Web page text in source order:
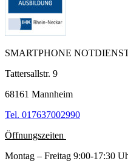
SMARTPHONE
Tattersallstr. 9
68161 Mannheim
Tel. 017637002990
Öffnungszeiten
Montag – Freitag 9:00-17:30